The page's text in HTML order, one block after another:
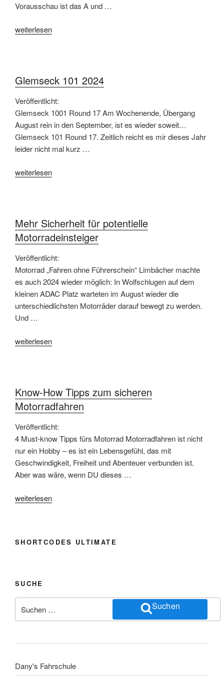
Vorausschau ist das A und …
„Fahrtipps
weiterlesen
Glemseck 101 2024
Veröffentlicht:
Glemseck 1001 Round 17 Am Wochenende, Übergang
August rein in den September, ist es wieder soweit…
Glemseck 101 Round 17. Zeitlich reicht es mir dieses Jahr
leider nicht mal kurz …
„Glemseck
weiterlesen
Mehr Sicherheit für potentielle
Motorradeinsteiger
Veröffentlicht:
Motorrad „Fahren ohne Führerschein“ Limbächer machte
es auch 2024 wieder möglich: In Wolfschlugen auf dem
kleinen ADAC Platz warteten im August wieder die
unterschiedlichsten Motorräder darauf bewegt zu werden.
Und …
„Mehr
Motorradeinsteiger“
weiterlesen
Know-How Tipps zum sicheren
Motorradfahren
Veröffentlicht:
4 Must-know Tipps fürs Motorrad Motorradfahren ist nicht
nur ein Hobby – es ist ein Lebensgefühl, das mit
Geschwindigkeit, Freiheit und Abenteuer verbunden ist.
Aber was wäre, wenn DU dieses …
„Know-
sicheren
weiterlesen
SHORTCODES ULTIMATE
SUCHE
nach:
Suchen
Dany's Fahrschule